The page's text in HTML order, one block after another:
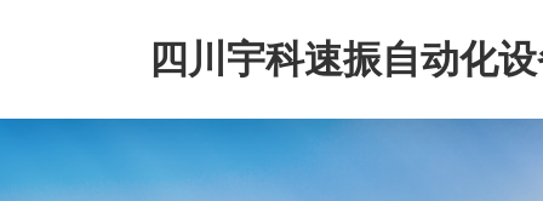
四川宇科速振自动化
公司